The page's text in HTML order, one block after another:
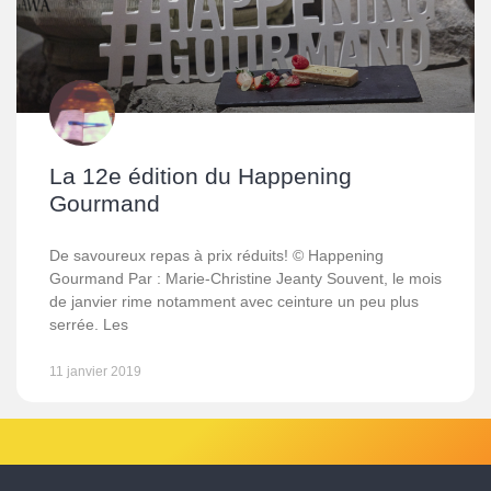
La 12e édition du Happening
Gourmand
De savoureux repas à prix réduits! © Happening
Gourmand Par : Marie-Christine Jeanty Souvent, le mois
de janvier rime notamment avec ceinture un peu plus
serrée. Les
11 janvier 2019